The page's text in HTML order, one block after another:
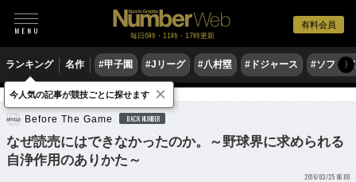
有料会員
毎日6時・11時・17時更新
ランキング 名作 #甲子園 #Jリーグ #八村塁 #ドジャース #ソフト〉
野球 プロ野球
Before The Game BACK NUMBER
なぜ読売にはできなかったのか。～野球界に求められる
自浄作用のありかた～
2016/03/25 06:00
今人気の記事が競技ごとに探せます ×